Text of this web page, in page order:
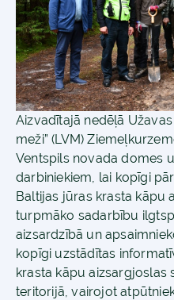
Aizvadītajā nedēļā
meži” (LVM)
Ventspils novada domes
darbiniekiem, lai kopīgi
Baltijas jūras krasta kāpu
turpmāko sadarbību
aizsardzībā un
kopīgi uzstādītas
krasta kāpu aizsargjoslas
teritorijā, vairojot